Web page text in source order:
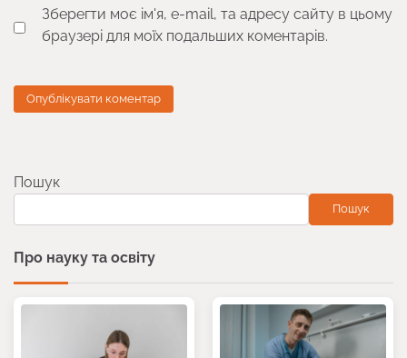
Зберегти моє ім'я, e-mail, та адресу сайту в цьому
браузері для моїх подальших коментарів.
Пошук
Пошук
Про науку та освіту